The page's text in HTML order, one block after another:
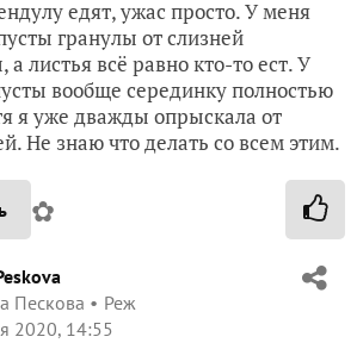
едят, ужас просто. У меня
гранулы от слизней
листья всё равно кто-то ест. У
вообще серединку полностью
я уже дважды опрыскала от
Не знаю что делать со всем этим.
✿
Пескова
Реж
2020, 14:55